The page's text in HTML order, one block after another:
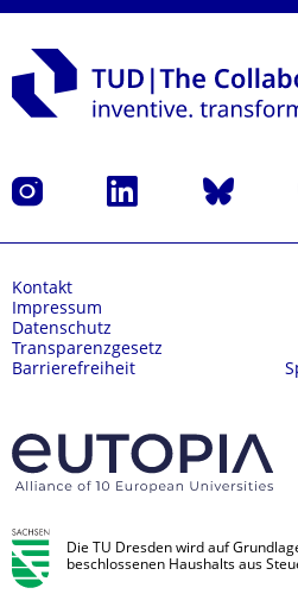
Instagram LinkedIn Bluesky
Kontakt
Impressum
Datenschutz
Transparenzgesetz
Barrierefreiheit
Die TU Dresden wird auf
beschlossenen Haushalts aus